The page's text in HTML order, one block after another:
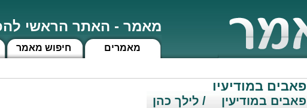
מאמר - האתר הראשי
חיפוש מאמר מאמרים
פאבים במודיעין
פאבים במודיעין / לילך כהן